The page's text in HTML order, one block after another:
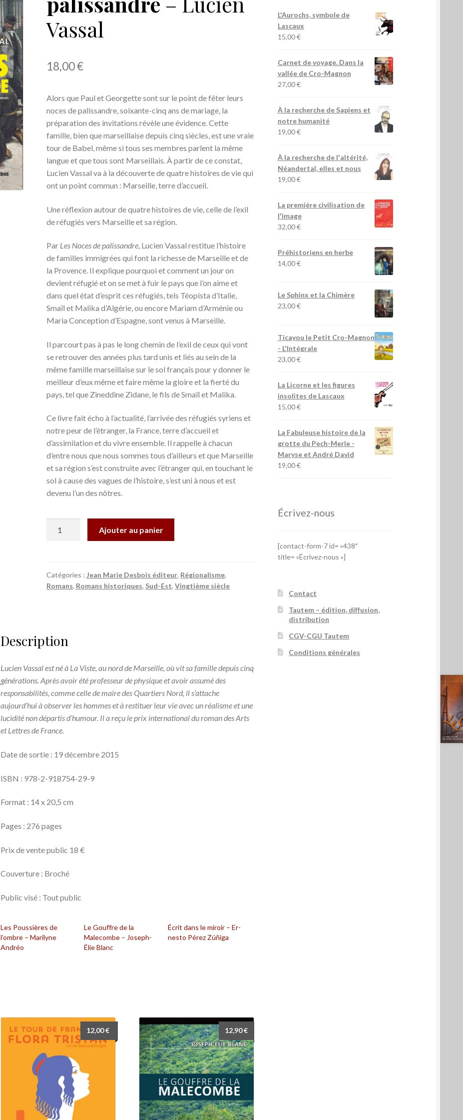
Vassal
18,00€
Alors que Paul et Georgette sont sur le point de fêter leurs
noces de palissandre, soixante-cinq ans de mariage, la
préparation des invitations révèle une évidence. Cette
famille, bien que marseillaise depuis cinq siècles, est une vraie
tour de Babel, même si tous ses membres parlent la même
langue et que tous sont Marseillais. À partir de ce constat,
Lucien Vassal va à la découverte de quatre histoires de vie qui
ont un point commun : Marseille, terre d’accueil.
Une réflexion autour de quatre histoires de vie, celle de l’exil
de réfugiés vers Marseille et sa région.
Par Les Noces de palissandre, Lucien Vassal restitue l’histoire
de familles immigrées qui font la richesse de Marseille et de
la Provence. Il explique pourquoi et comment un jour on
devient réfugié et on se met à fuir le pays que l’on aime et
dans quel état d’esprit ces réfugiés, tels Téopista d’Italie,
Smaïl et Malika d’Algérie, ou encore Mariam d’Arménie ou
Maria Conception d’Espagne, sont venus à Marseille.
Il parcourt pas à pas le long chemin de l’exil de ceux qui vont
se retrouver des années plus tard unis et liés au sein de la
même famille marseillaise sur le sol français pour y donner le
meilleur d’eux même et faire même la gloire et la fierté du
pays, tel que Zineddine Zidane, le fils de Smaïl et Malika.
Ce livre fait écho à l’actualité, l’arrivée des réfugiés syriens et
notre peur de l’étranger, la France, terre d’accueil et
d’assimilation et du vivre ensemble. Il rappelle à chacun
d’entre nous que nous sommes tous d’ailleurs et que Marseille
et sa région s’est construite avec l’étranger qui, en touchant le
sol à cause des vagues de l’histoire, s’est uni à nous et est
devenu l’un des nôtres.
de
palissandre
Ajouter au panier
Catégories :Jean Marie Desbois éditeur, Régionalisme,
Romans, Romans historiques, Sud-Est,Vingtième siècle
Description
Lucien Vassal est né à La Viste, au nord de Marseille, où vit sa famille depuis cinq
générations. Après avoir été professeur de physique et avoir assumé des
responsabilités, comme celle de maire des Quartiers Nord, il s’attache
aujourd’hui à observer les hommes et à restituer leur vie avec un réalisme et une
lucidité non départis d’humour. Il a reçu le prix international du roman des Arts
et Lettres de France.
Date de sortie : 19 décembre 2015
ISBN : 978-2-918754-29-9
Format : 14 x 20,5 cm
Pages : 276 pages
Prix de vente public 18 €
Couverture : Broché
Public visé : Tout public
Les Poussières de
l’ombre – Marilyne
Andréo
Le Gouffre de la
Malecombe – Joseph-
Élie Blanc
Écrit dans le miroir – Er­
nes­to Pé­rez Zú­ñi­ga
12,00€ 12,90€
L'Aurochs, symbole de
Lascaux
15,00€
Carnet de voyage. Dans la
vallée de Cro-Magnon
27,00€
À la recherche de Sapiens et
notre humanité
19,00€
À la recherche de l'altérité,
Néandertal, elles et nous
19,00€
La première civilisation de
l'image
32,00€
Préhistoriens en herbe
14,00€
Le Sphinx et la Chimère
23,00€
Ticayou le Petit Cro-Magnon
- L'Intégrale
23,00€
La Licorne et les figures
insolites de Lascaux
15,00€
La Fabuleuse histoire de la
grotte du Pech-Merle-
Maryse et André David
19,00€
Écrivez-nous
[contact-form-7 id= »438″
title= »Écrivez-nous »]
Contact
Tautem – édition, diffusion,
distribution
CGV-CGU Tautem
Conditions générales